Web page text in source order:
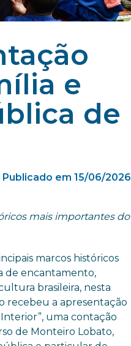
e
de
Publicado em 15/06/2026
mais importantes do
marcos históricos
de encantamento,
brasileira, nesta
recebeu a apresentação
uma contação
de Monteiro Lobato,